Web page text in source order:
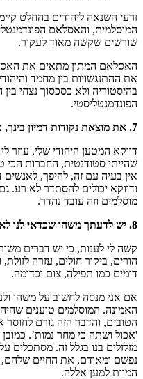
זרעי השנאה ליהודים בהחלט
המוסלמית, והאסלאם
שורשים שקשה מאוד לעקור.
האסלאם המתון מתאים את
את ההתנגשויות בין מחמד
בהיסטוריה ולא כסכסוך נצחי
הפונדמנטליסטי.
7. את מוצאת נקודות דמיון בינך, כאישה דתיה, לאישה דתיה מוסלמית?
דווקא המטען היהודי שלי, עוזר
שהייתי סטודנטית, החברות הכי
אין בעיה עם זה, להיפך,
ודווקא יכולים להסתדר לא רע.
מוסלמים וזה עובד נהדר.
8. יש לדעתך משהו שכדאי לנו לאמץ מתוך האיסלם?
קשה לי לענות, כי יש דברים
הורים, ביקור חולים, עזרה
דומים כמו תפילה, צום וכדומה.
אם אני מנסה לחשוב על משהו
האמונה. המוסלמים טוענים
הטובים, והדבר הזה גורם
'אכול ושתה כי מחר נמות’.
מזלזלים בנו בגלל זה.
נפשם ומאודם, את החיים
המוות למען אללה.